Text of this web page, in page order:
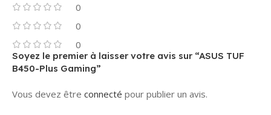
0
0
0
Soyez le premier à laisser votre avis sur “ASUS TUF
B450-Plus Gaming”
Vous devez être connecté pour publier un avis.